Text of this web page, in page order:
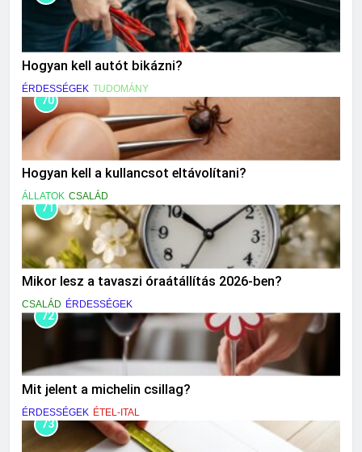
Hogyan kell autót bikázni?
ÉRDESSÉGEK TUDOMÁNY
70
Hogyan kell a kullancsot eltávolítani?
ÁLLATOK CSALÁD
71
Mikor lesz a tavaszi óraátállítás 2026-ben?
CSALÁD ÉRDESSÉGEK
72
Mit jelent a michelin csillag?
ÉRDESSÉGEK ÉTEL-ITAL
73